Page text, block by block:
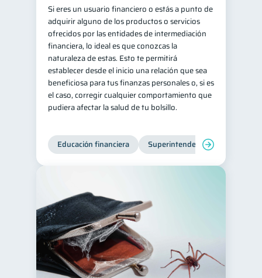
Si eres un usuario financiero o estás a punto de
adquirir alguno de los productos o servicios
ofrecidos por las entidades de intermediación
financiera, lo ideal es que conozcas la
naturaleza de estas. Esto te permitirá
establecer desde el inicio una relación que sea
beneficiosa para tus finanzas personales o, si es
el caso, corregir cualquier comportamiento que
pudiera afectar la salud de tu bolsillo.
Educación financiera Superintendencia de Bancos